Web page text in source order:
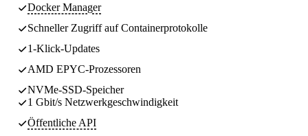
Docker Manager
Schneller Zugriff auf Containerprotokolle
1-Klick-Updates
AMD EPYC-Prozessoren
NVMe-SSD-Speicher
1 Gbit/s Netzwerkgeschwindigkeit
Öffentliche API